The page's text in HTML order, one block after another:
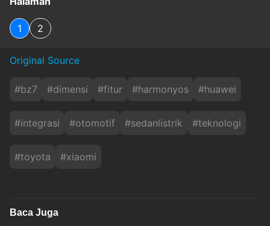
1 2
Original Source
#bz7 #dimensi #fitur #harmonyos #huawei
#integrasi #otomotif #sedanlistrik #teknologi
#toyota #xiaomi
Baca Juga